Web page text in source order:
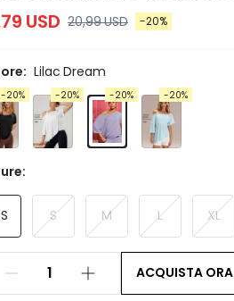
USD 20,99 USD -20%
Lilac Dream
-20% -20% -20% -20%
S M L XL
ACQUISTA ORA